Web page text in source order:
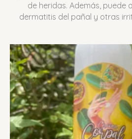
de heridas. Además, puede
dermatitis del pañal y otras